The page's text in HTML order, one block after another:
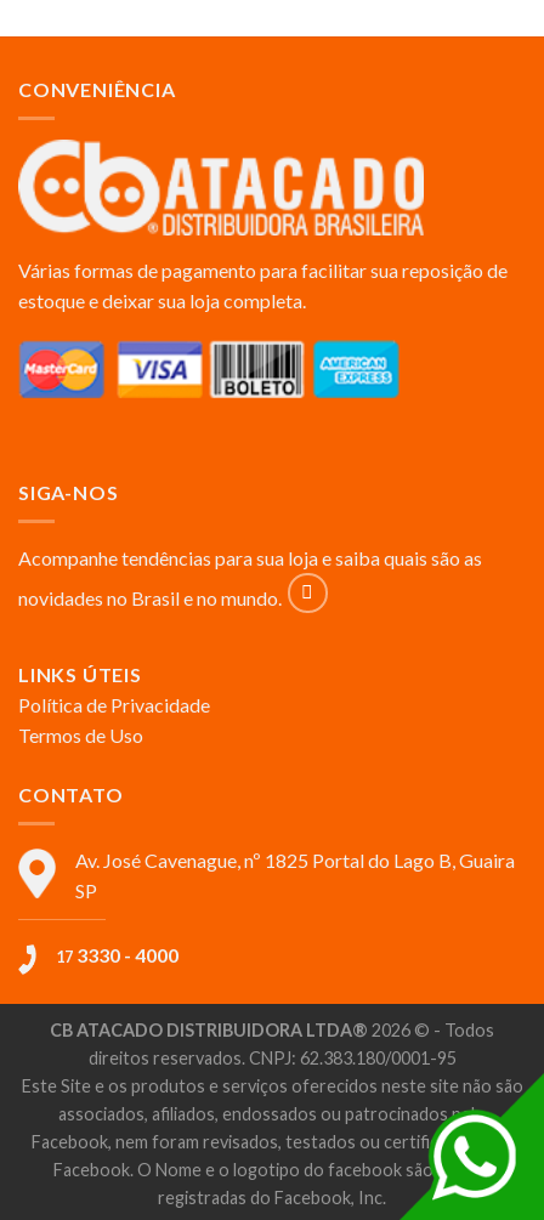
CONVENIÊNCIA
Várias formas de pagamento para facilitar sua reposição de
estoque e deixar sua loja completa.
SIGA-NOS
Acompanhe tendências para sua loja e saiba quais são as
novidades no Brasil e no mundo.
LINKS ÚTEIS
Política de Privacidade
Termos de Uso
CONTATO
Av. José Cavenague, nº 1825 Portal do Lago B, Guaira
SP
17 3330 - 4000
CB ATACADO DISTRIBUIDORA LTDA® 2026 © - Todos
direitos reservados. CNPJ: 62.383.180/0001-95
Este Site e os produtos e serviços oferecidos neste site não são
associados, afiliados, endossados ou patrocinados pelo
Facebook, nem foram revisados, testados ou certificados pelo
Facebook. O Nome e o logotipo do facebook são marcas
registradas do Facebook, Inc.